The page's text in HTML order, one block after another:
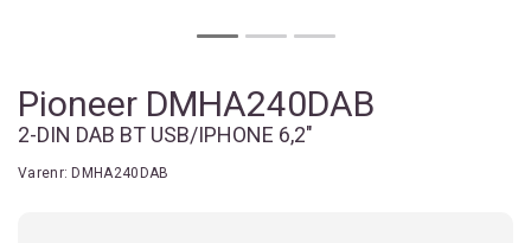
Pioneer DMHA240DAB
2-DIN DAB BT USB/IPHONE 6,2"
Varenr: DMHA240DAB